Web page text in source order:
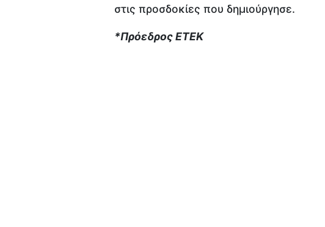
στις προσδοκίες που δημιούργησε.
*Πρόεδρος ΕΤΕΚ